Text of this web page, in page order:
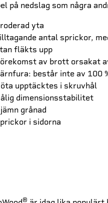
på nedslag som några
yta
antal sprickor,
fläkts upp
av brott orsakat
består inte av 100
upptäcktes i skruvhål
dimensionsstabilitet
grånad
i sidorna
®